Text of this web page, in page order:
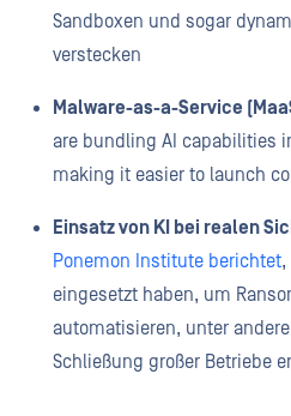
Sandboxen und sogar
verstecken
Malware-as-a-Service
are bundling AI capabilities
making it easier to launch
Einsatz von KI bei realen
Ponemon Institute berichtet,
eingesetzt haben, um
automatisieren, unter
Schließung großer Betriebe